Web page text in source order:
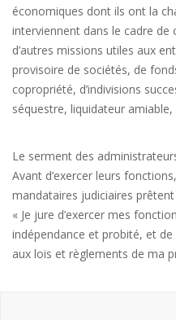
économiques dont ils ont la
interviennent dans le cadre de
d’autres missions utiles aux
provisoire de sociétés, de
copropriété, d’indivisions
séquestre, liquidateur amiable,
Le serment des
Avant d’exercer leurs
mandataires judiciaires
« Je jure d’exercer mes
indépendance et probité, et
aux lois et règlements de ma